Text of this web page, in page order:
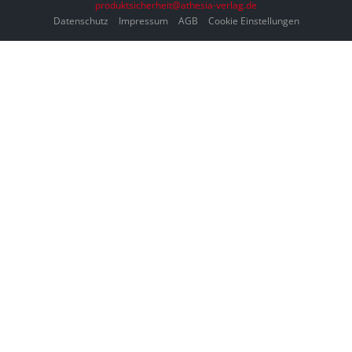
produktsicherheit@athesia-verlag.de
Datenschutz
Impressum AGB Cookie Einstellungen